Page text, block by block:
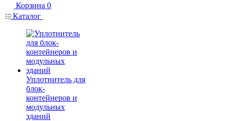
Корзина 0
Каталог
Уплотнитель для
блок-
контейнеров и
модульных
зданий